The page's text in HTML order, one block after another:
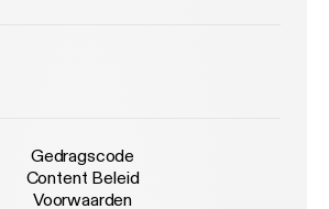
Gedragscode
Content Beleid
Voorwaarden